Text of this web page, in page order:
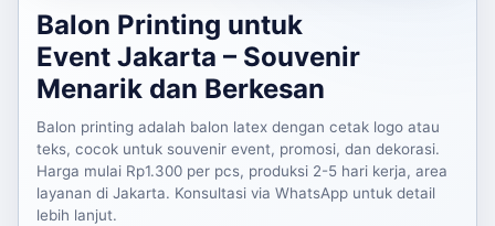
Balon Printing untuk
Event Jakarta – Souvenir
Menarik dan Berkesan
Balon printing adalah balon latex dengan cetak logo atau
teks, cocok untuk souvenir event, promosi, dan dekorasi.
Harga mulai Rp1.300 per pcs, produksi 2-5 hari kerja, area
layanan di Jakarta. Konsultasi via WhatsApp untuk detail
lebih lanjut.